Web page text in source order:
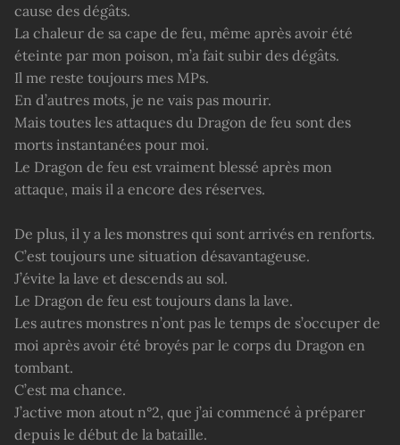
cause des dégâts.
La chaleur de sa cape de feu, même après avoir été
éteinte par mon poison, m’a fait subir des dégâts.
Il me reste toujours mes MPs.
En d’autres mots, je ne vais pas mourir.
Mais toutes les attaques du Dragon de feu sont des
morts instantanées pour moi.
Le Dragon de feu est vraiment blessé après mon
attaque, mais il a encore des réserves.
De plus, il y a les monstres qui sont arrivés en renforts.
C’est toujours une situation désavantageuse.
J’évite la lave et descends au sol.
Le Dragon de feu est toujours dans la lave.
Les autres monstres n’ont pas le temps de s’occuper de
moi après avoir été broyés par le corps du Dragon en
tombant.
C’est ma chance.
J’active mon atout n°2, que j’ai commencé à préparer
depuis le début de la bataille.